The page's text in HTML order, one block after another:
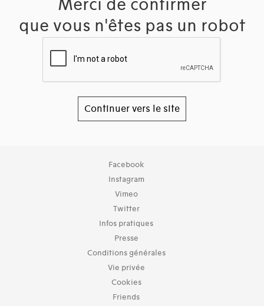
Merci de confirmer
que vous n'êtes pas un robot
Continuer vers le site
Collection
TOUT (98)
Archives (100)
Typologies documents
Séries (activités) (9)
01-architecture domestique (148)
02-architecture agricole (13)
03-architecture artisanale et industrielle (47)
04-architecture commerciale et de services (91)
Facebook
Instagram
Vimeo
Twitter
Infos pratiques
Presse
Conditions générales
Vie privée
Cookies
Friends